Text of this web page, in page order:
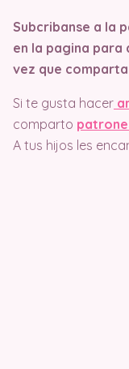
Subcribanse a la
en la pagina para
vez que
Si te gusta hacer
comparto
A tus hijos les